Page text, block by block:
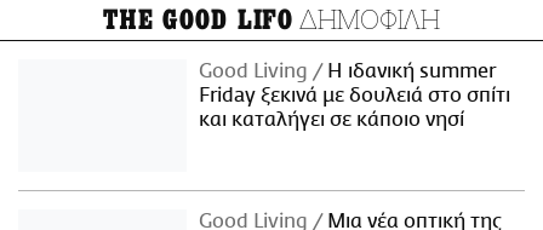
THE GOOD LIFO ΔΗΜΟΦΙΛΗ
Good Living
Η ιδανική summer
Friday ξεκινά με δουλειά στο σπίτι
και καταλήγει σε κάποιο νησί
Good Living
Μια νέα οπτική της